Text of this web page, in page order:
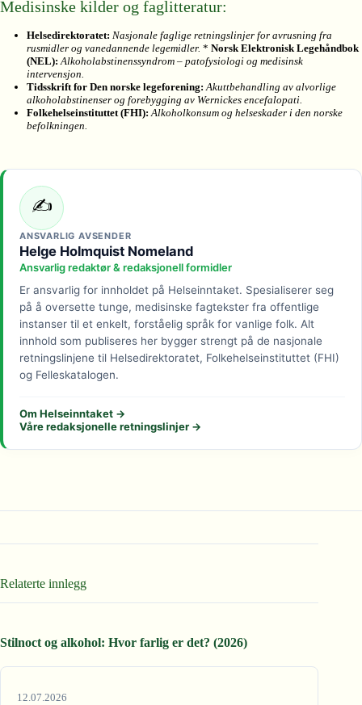
Medisinske kilder og faglitteratur:
Helsedirektoratet: Nasjonale faglige retningslinjer for avrusning fra
rusmidler og vanedannende legemidler. * Norsk Elektronisk Legehåndbok
(NEL): Alkoholabstinenssyndrom – patofysiologi og medisinsk
intervensjon.
Tidsskrift for Den norske legeforening: Akuttbehandling av alvorlige
alkoholabstinenser og forebygging av Wernickes encefalopati.
Folkehelseinstituttet (FHI): Alkoholkonsum og helseskader i den norske
befolkningen.
✍️
ANSVARLIG AVSENDER
Helge Holmquist Nomeland
Ansvarlig redaktør & redaksjonell formidler
Er ansvarlig for innholdet på Helseinntaket. Spesialiserer seg
på å oversette tunge, medisinske fagtekster fra offentlige
instanser til et enkelt, forståelig språk for vanlige folk. Alt
innhold som publiseres her bygger strengt på de nasjonale
retningslinjene til Helsedirektoratet, Folkehelseinstituttet (FHI)
og Felleskatalogen.
Om Helseinntaket →
Våre redaksjonelle retningslinjer →
Relaterte innlegg
Stilnoct og alkohol: Hvor farlig er det? (2026)
12.07.2026